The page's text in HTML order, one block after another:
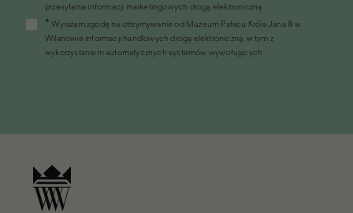
nowym
oknie)
przesyłania informacji marketingowych drogą elektroniczną
* Wyrażam zgodę na otrzymywanie od Muzeum Pałacu Króla Jana III w
Wilanowie informacji handlowych drogą elektroniczną, w tym z
wykorzystaniem automatycznych systemów wywołujących